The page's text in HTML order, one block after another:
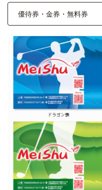
優待券・金券・無料券